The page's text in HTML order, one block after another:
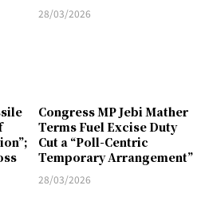
28/03/2026
Congress MP Jebi Mather
Terms Fuel Excise Duty
Cut a “Poll-Centric
Temporary Arrangement”
28/03/2026